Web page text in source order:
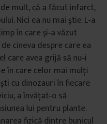
mult, că a făcut infarct,
Nici ea nu mai ştie. L‐a
în care şi‐a văzut
cineva despre care ea
care avea grijă să nu‐i
în care celor mai mulţi
cu dinozauri în fiecare
a învăţat‐o să
lui pentru plante.